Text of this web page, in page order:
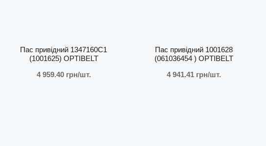
📋Сертифікація та відповідність стандартам
підтверджується міжнародними сертифікатами:
Пас привідний 1347160C1
(1001625) OPTIBELT
4 959.40 грн/шт.
Пас привідний 1001628
(061036454 ) OPTIBELT
4 941.41 грн/шт.